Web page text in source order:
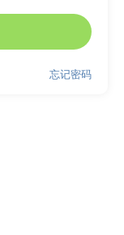
忘记密码